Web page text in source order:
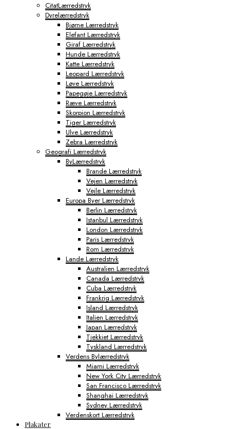
CitatLærredstryk
Dyrelærredstryk
Bjørne Lærredstryk
Elefant Lærredstryk
Giraf Lærredstryk
Hunde Lærredstryk
Katte Lærredstryk
Leopard Lærredstryk
Løve Lærredstryk
Papegøje Lærredstryk
Ræve Lærredstryk
Skorpion Lærredstryk
Tiger Lærredstryk
Ulve Lærredstryk
Zebra Lærredstryk
Geografi Lærredstryk
ByLærredstryk
Brande Lærredstryk
Vejen Lærredstryk
Vejle Lærredstryk
Europa Byer Lærredstryk
Berlin Lærredstryk
Istanbul Lærredstryk
London Lærredstryk
Paris Lærredstryk
Rom Lærredstryk
Lande Lærredstryk
Australien Lærredstryk
Canada Lærredstryk
Cuba Lærredstryk
Frankrig Lærredstryk
Island Lærredstryk
Italien Lærredstryk
Japan Lærredstryk
Tjekkiet Lærredstryk
Tyskland Lærredstryk
Verdens Bylærredstryk
Miami Lærredstryk
New York City Lærredstryk
San Francisco Lærredstryk
Shanghai Lærredstryk
Sydney Lærredstryk
Verdenskort Lærredstryk
Plakater